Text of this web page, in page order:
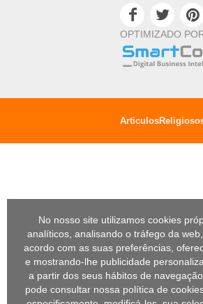
No nosso site utilizamos cookies
analíticos, analisando o tráfego da
acordo com as suas preferências,
e mostrando-lhe publicidade
a partir dos seus hábitos de
pode consultar nossa política de
OPTIMIZADO